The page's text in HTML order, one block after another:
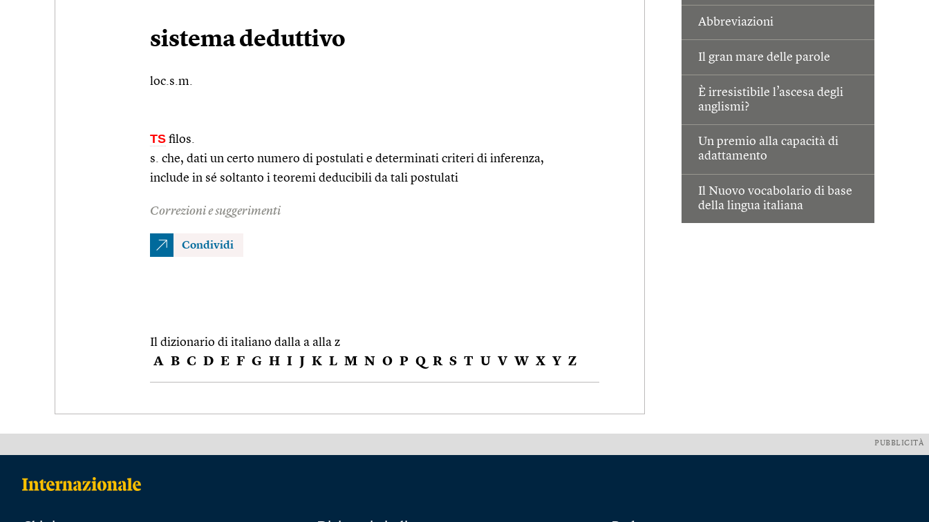
Abbreviazioni
Il gran mare delle parole
È irresistibile l’ascesa degli
anglismi?
Un premio alla capacità di
adattamento
Il Nuovo vocabolario di base
della lingua italiana
sistema deduttivo
loc.s.m.
TS filos.
s. che, dati un certo numero di postulati e determinati criteri di inferenza,
include in sé soltanto i teoremi deducibili da tali postulati
Correzioni e suggerimenti
Condividi
Il dizionario di italiano dalla a alla z
A B C D E F G H I J K L M N O P Q R S T U V W X Y Z
PUBBLICITÀ